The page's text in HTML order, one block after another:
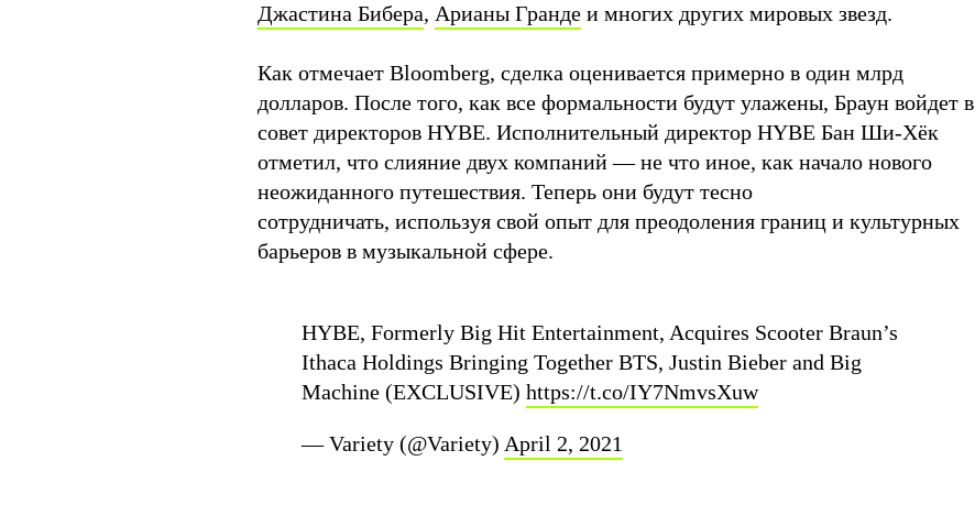
Джастина Бибера, Арианы Гранде и многих других мировых звезд.
Как отмечает Bloomberg, сделка оценивается примерно в один млрд
долларов. После того, как все формальности будут улажены, Браун войдет в
совет директоров HYBE. Исполнительный директор HYBE Бан Ши-Хёк
отметил, что слияние двух компаний — не что иное, как начало нового
неожиданного путешествия. Теперь они будут тесно
сотрудничать, используя свой опыт для преодоления границ и культурных
барьеров в музыкальной сфере.
HYBE, Formerly Big Hit Entertainment, Acquires Scooter Braun’s
Ithaca Holdings Bringing Together BTS, Justin Bieber and Big
Machine (EXCLUSIVE) https://t.co/IY7NmvsXuw
— Variety (@Variety) April 2, 2021